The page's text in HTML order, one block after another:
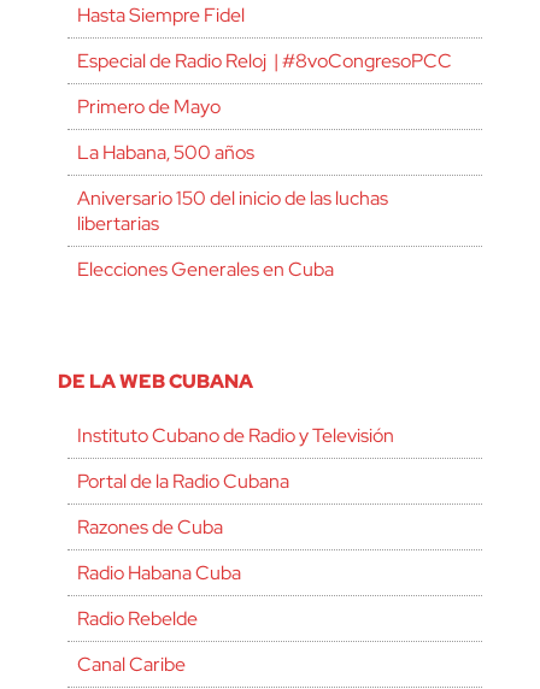
Hasta Siempre Fidel
Especial de Radio Reloj | #8voCongresoPCC
Primero de Mayo
La Habana, 500 años
Aniversario 150 del inicio de las luchas
libertarias
Elecciones Generales en Cuba
DE LA WEB CUBANA
Instituto Cubano de Radio y Televisión
Portal de la Radio Cubana
Razones de Cuba
Radio Habana Cuba
Radio Rebelde
Canal Caribe